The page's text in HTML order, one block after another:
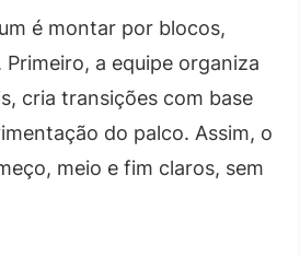
é montar por blocos,
a equipe organiza
cria transições com base
do palco. Assim, o
meio e fim claros, sem